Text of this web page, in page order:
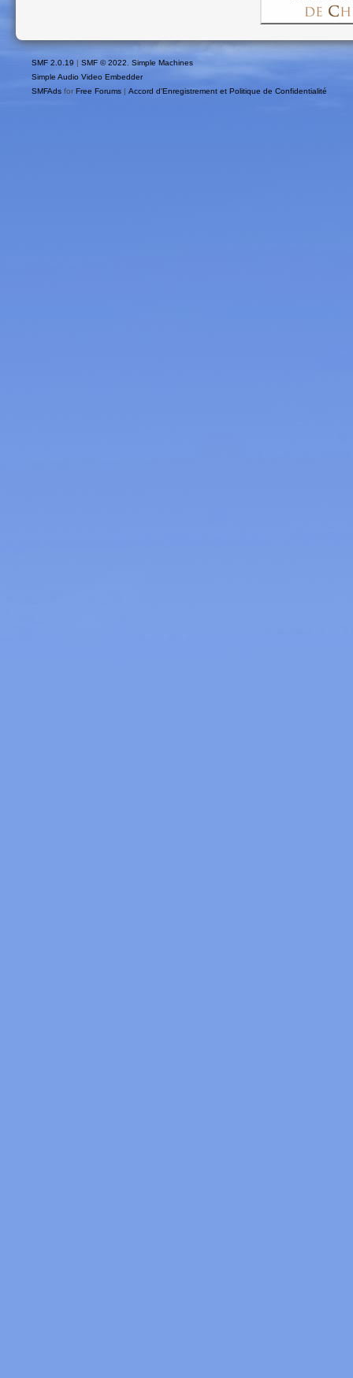
SMF 2.0.19 | SMF © 2022
Simple Machines
Simple Audio Video Embedder
SMFAds for Free Forums | Accord d'Enregistrement et Politique de Confidentialité